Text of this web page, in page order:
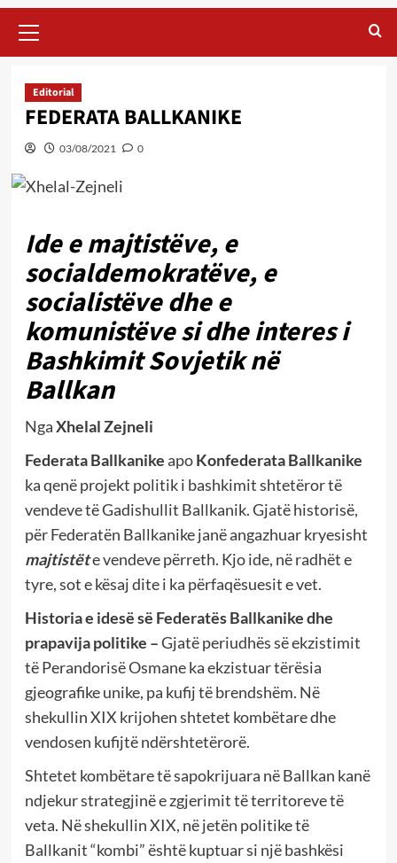
Menu
Editorial
FEDERATA BALLKANIKE
03/08/2021 0
Ide e majtistëve, e
socialdemokratëve, e
socialistëve dhe e
komunistëve si dhe interes i
Bashkimit Sovjetik në
Ballkan
NgaXhelal Zejneli
Federata BallkanikeapoKonfederata Ballkanike
ka qenë projekt politik i bashkimit shtetëror të
vendeve të Gadishullit Ballkanik. Gjatë historisë,
për Federatën Ballkanike janë angazhuar kryesisht
majtistëte vendeve përreth. Kjo ide, në radhët e
tyre, sot e kësaj dite i ka përfaqësuesit e vet.
Historia e idesë së Federatës Ballkanike dhe
prapavija politike –Gjatë periudhës së ekzistimit
të Perandorisë Osmane ka ekzistuar tërësia
gjeografike unike, pa kufij të brendshëm. Në
shekullin XIX krijohen shtetet kombëtare dhe
vendosen kufijtë ndërshtetërorë.
Shtetet kombëtare të sapokrijuara në Ballkan kanë
ndjekur strategjinë e zgjerimit të territoreve të
veta. Në shekullin XIX, në jetën politike të
Ballkanit “kombi” është kuptuar si një bashkësi